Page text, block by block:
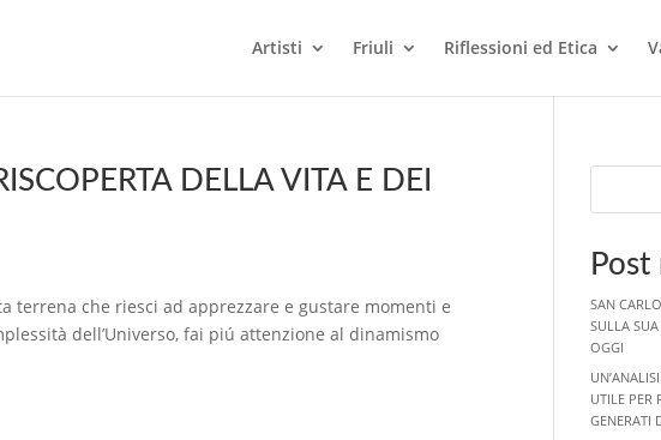
Artisti Friuli Riflessioni ed Etica
DELLA VITA E DEI
che riesci ad apprezzare e gustare momenti e
dell’Universo, fai piú attenzione al dinamismo
SAN
SULLA
OGGI
UTILE PER
GENERATI